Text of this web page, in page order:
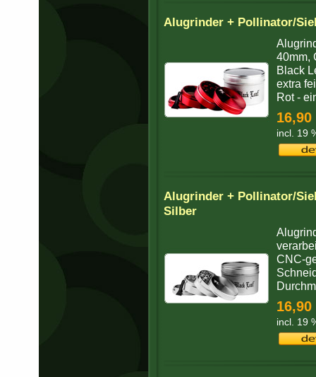
Alugrinder + Pollinator/
40mm,
Black
extra
Rot -
16,90
incl. 19
Alugrinder + Pollinator/
Silber
CNC-
16,90
incl. 19